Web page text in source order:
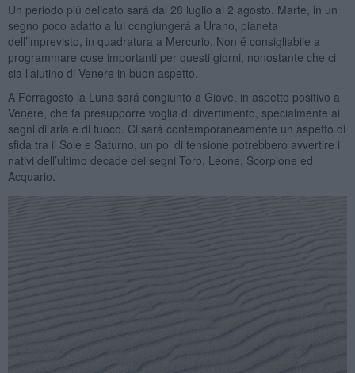
Un periodo piú delicato sará dal 28 luglio al 2 agosto. Marte, in un
segno poco adatto a lui congiungerá a Urano, pianeta
dell’imprevisto, in quadratura a Mercurio. Non é consigliabile a
programmare cose importanti per questi giorni, nonostante che ci
sia l’aiutino di Venere in buon aspetto.
A Ferragosto la Luna sará congiunto a Giove, in aspetto positivo a
Venere, che fa presupporre voglia di divertimento, specialmente ai
segni di aria e di fuoco. Ci sará contemporaneamente un aspetto di
sfida tra il Sole e Saturno, un po’ di tensione potrebbero avvertire i
nativi dell’ultimo decade dei segni Toro, Leone, Scorpione ed
Acquario.